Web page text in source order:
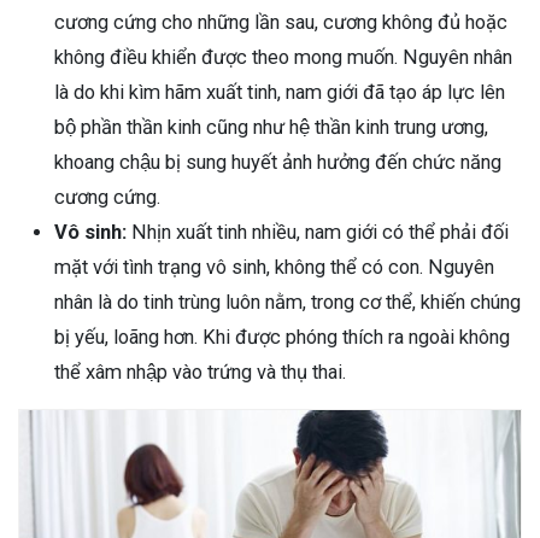
cương cứng cho những lần sau, cương không đủ hoặc
không điều khiển được theo mong muốn. Nguyên nhân
là do khi kìm hãm xuất tinh, nam giới đã tạo áp lực lên
bộ phần thần kinh cũng như hệ thần kinh trung ương,
khoang chậu bị sung huyết ảnh hưởng đến chức năng
cương cứng.
Vô sinh: Nhịn xuất tinh nhiều, nam giới có thể phải đối
mặt với tình trạng vô sinh, không thể có con. Nguyên
nhân là do tinh trùng luôn nằm, trong cơ thể, khiến chúng
bị yếu, loãng hơn. Khi được phóng thích ra ngoài không
thể xâm nhập vào trứng và thụ thai.